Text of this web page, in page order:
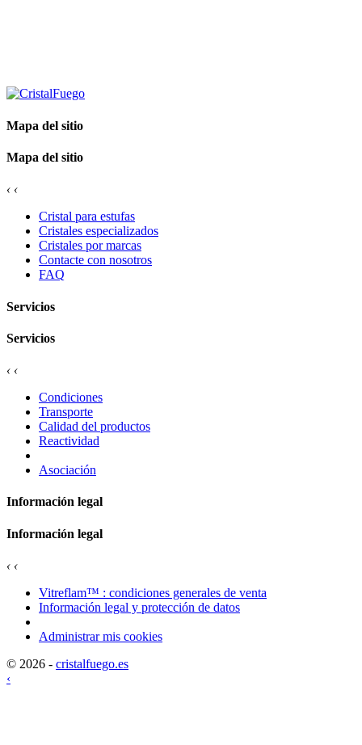
Mapa del sitio
Mapa del sitio
‹ ‹
Cristal para estufas
Cristales especializados
Cristales por marcas
Contacte con nosotros
FAQ
Servicios
Servicios
‹ ‹
Condiciones
Transporte
Calidad del productos
Reactividad
Asociación
Información legal
Información legal
‹ ‹
Vitreflam™ : condiciones generales de venta
Información legal y protección de datos
Administrar mis cookies
© 2026 - cristalfuego.es
‹